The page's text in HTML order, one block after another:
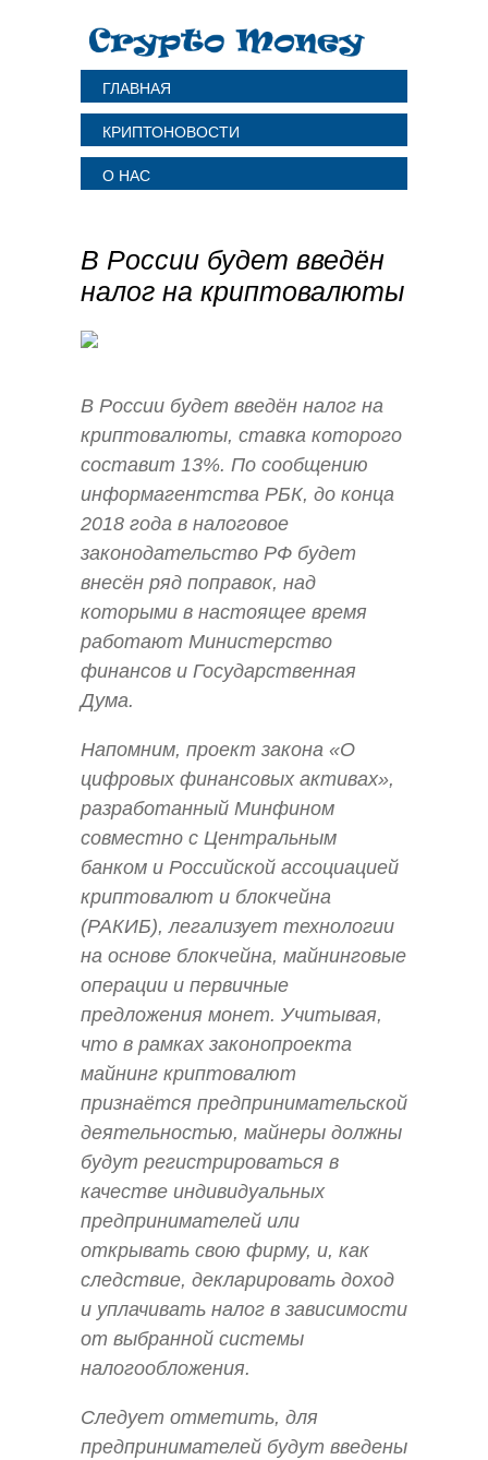
ГЛАВНАЯ
КРИПТОНОВОСТИ
О НАС
В России будет введён
налог на криптовалюты
В России будет введён налог на
криптовалюты, ставка которого
составит 13%. По сообщению
информагентства РБК, до конца
2018 года в налоговое
законодательство РФ будет
внесён ряд поправок, над
которыми в настоящее время
работают Министерство
финансов и Государственная
Дума.
Напомним, проект закона «О
цифровых финансовых активах»,
разработанный Минфином
совместно с Центральным
банком и Российской ассоциацией
криптовалют и блокчейна
(РАКИБ), легализует технологии
на основе блокчейна, майнинговые
операции и первичные
предложения монет. Учитывая,
что в рамках законопроекта
майнинг криптовалют
признаётся предпринимательской
деятельностью, майнеры должны
будут регистрироваться в
качестве индивидуальных
предпринимателей или
открывать свою фирму, и, как
следствие, декларировать доход
и уплачивать налог в зависимости
от выбранной системы
налогообложения.
Следует отметить, для
предпринимателей будут введены